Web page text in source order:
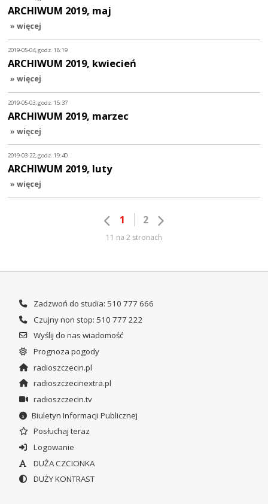
ARCHIWUM 2019, maj
» więcej
2019-05-04, godz. 18:19
ARCHIWUM 2019, kwiecień
» więcej
2019-05-03, godz. 15:37
ARCHIWUM 2019, marzec
» więcej
2019-03-22, godz. 19:40
ARCHIWUM 2019, luty
» więcej
1 2
11 na 2 stronach
Zadzwoń do studia: 510 777 666
Czujny non stop: 510 777 222
Wyślij do nas wiadomość
Prognoza pogody
radioszczecin.pl
radioszczecinextra.pl
radioszczecin.tv
Biuletyn Informacji Publicznej
Posłuchaj teraz
Logowanie
DUŻA CZCIONKA
DUŻY KONTRAST